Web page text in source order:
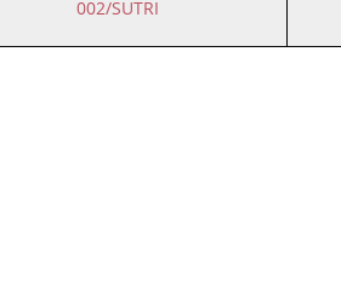
002/SUTRI